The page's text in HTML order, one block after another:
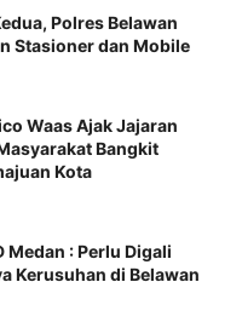
Polres Belawan
Stasioner dan Mobile
Waas Ajak Jajaran
Bangkit
Kota
Medan : Perlu Digali
Kerusuhan di Belawan